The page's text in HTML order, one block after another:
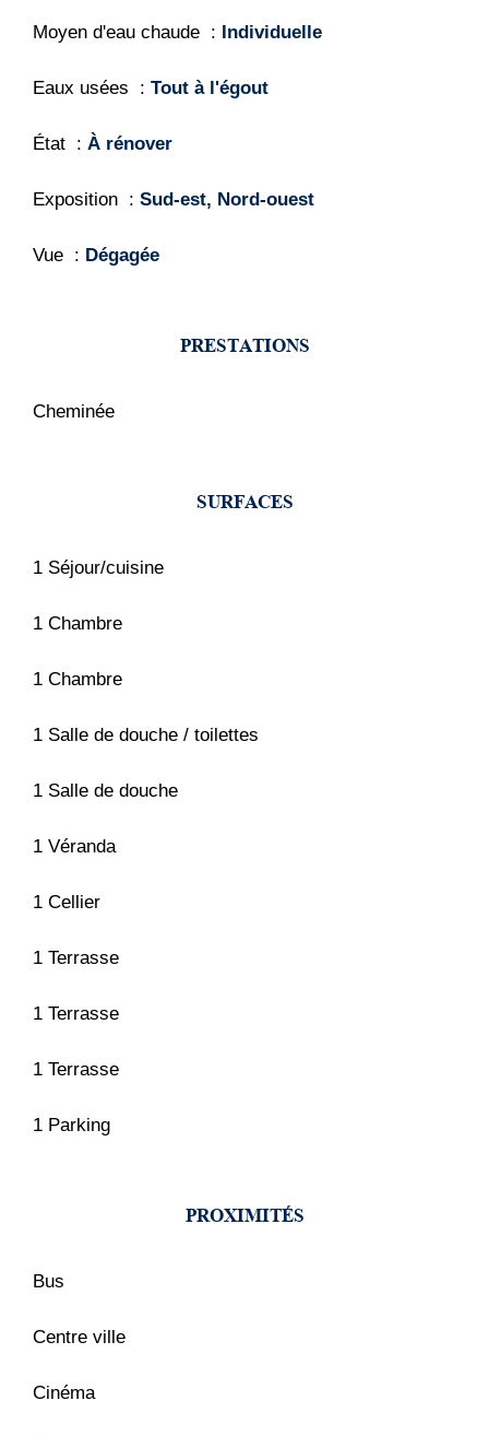
Moyen d'eau chaude Individuelle
Eaux usées Tout à l'égout
État À rénover
Exposition Sud-est, Nord-ouest
Vue Dégagée
PRESTATIONS
Cheminée
SURFACES
1 Séjour/cuisine
1 Chambre
1 Chambre
1 Salle de douche / toilettes
1 Salle de douche
1 Véranda
1 Cellier
1 Terrasse
1 Terrasse
1 Terrasse
1 Parking
PROXIMITÉS
Bus
Centre ville
Cinéma